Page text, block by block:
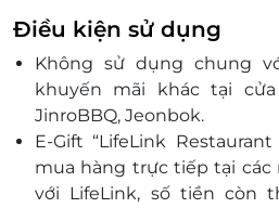
dân dã như cánh gà
nước dừa, canh cua rau
đến các món sang
càng kho tàu, cơm hấp lá
miến cua tay cầm, chả cá
Long,…
Trong suốt hơn 30 năm
từ niềm đam mê ẩm thực
Điều kiện sử dụng
Không sử dụng chung
khuyến mãi khác tại
JinroBBQ, Jeonbok.
E-Gift “LifeLink
mua hàng trực tiếp tại các
với LifeLink, số tiền còn